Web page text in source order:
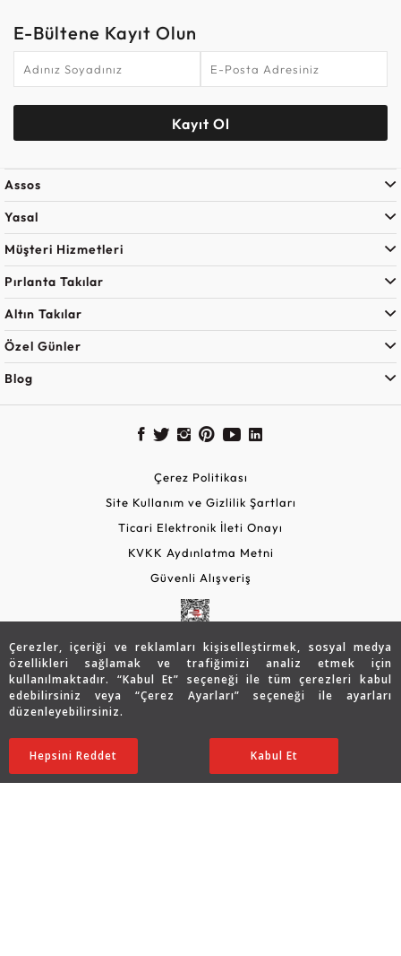
Çerezler, içeriği ve reklamları kişiselleştirmek, sosyal medya
özellikleri sağlamak ve trafiğimizi analiz etmek için
kullanılmaktadır. “Kabul Et” seçeneği ile tüm çerezleri kabul
edebilirsiniz veya “Çerez Ayarları” seçeneği ile ayarları
düzenleyebilirsiniz.
Ayarları Düzenle
Hepsini Reddet Kabul Et
58.160 TL
29.080TL SATIN ALIN
E-Bültene Kayıt Olun
Kayıt Ol
Assos
Yasal
Müşteri Hizmetleri
Pırlanta Takılar
Altın Takılar
Özel Günler
Blog
Çerez Politikası
Site Kullanım ve Gizlilik Şartları
Ticari Elektronik İleti Onayı
KVKK Aydınlatma Metni
Güvenli Alışveriş
Copyright © 2026 Assos Pırlanta - Bu sitenin tüm hakları